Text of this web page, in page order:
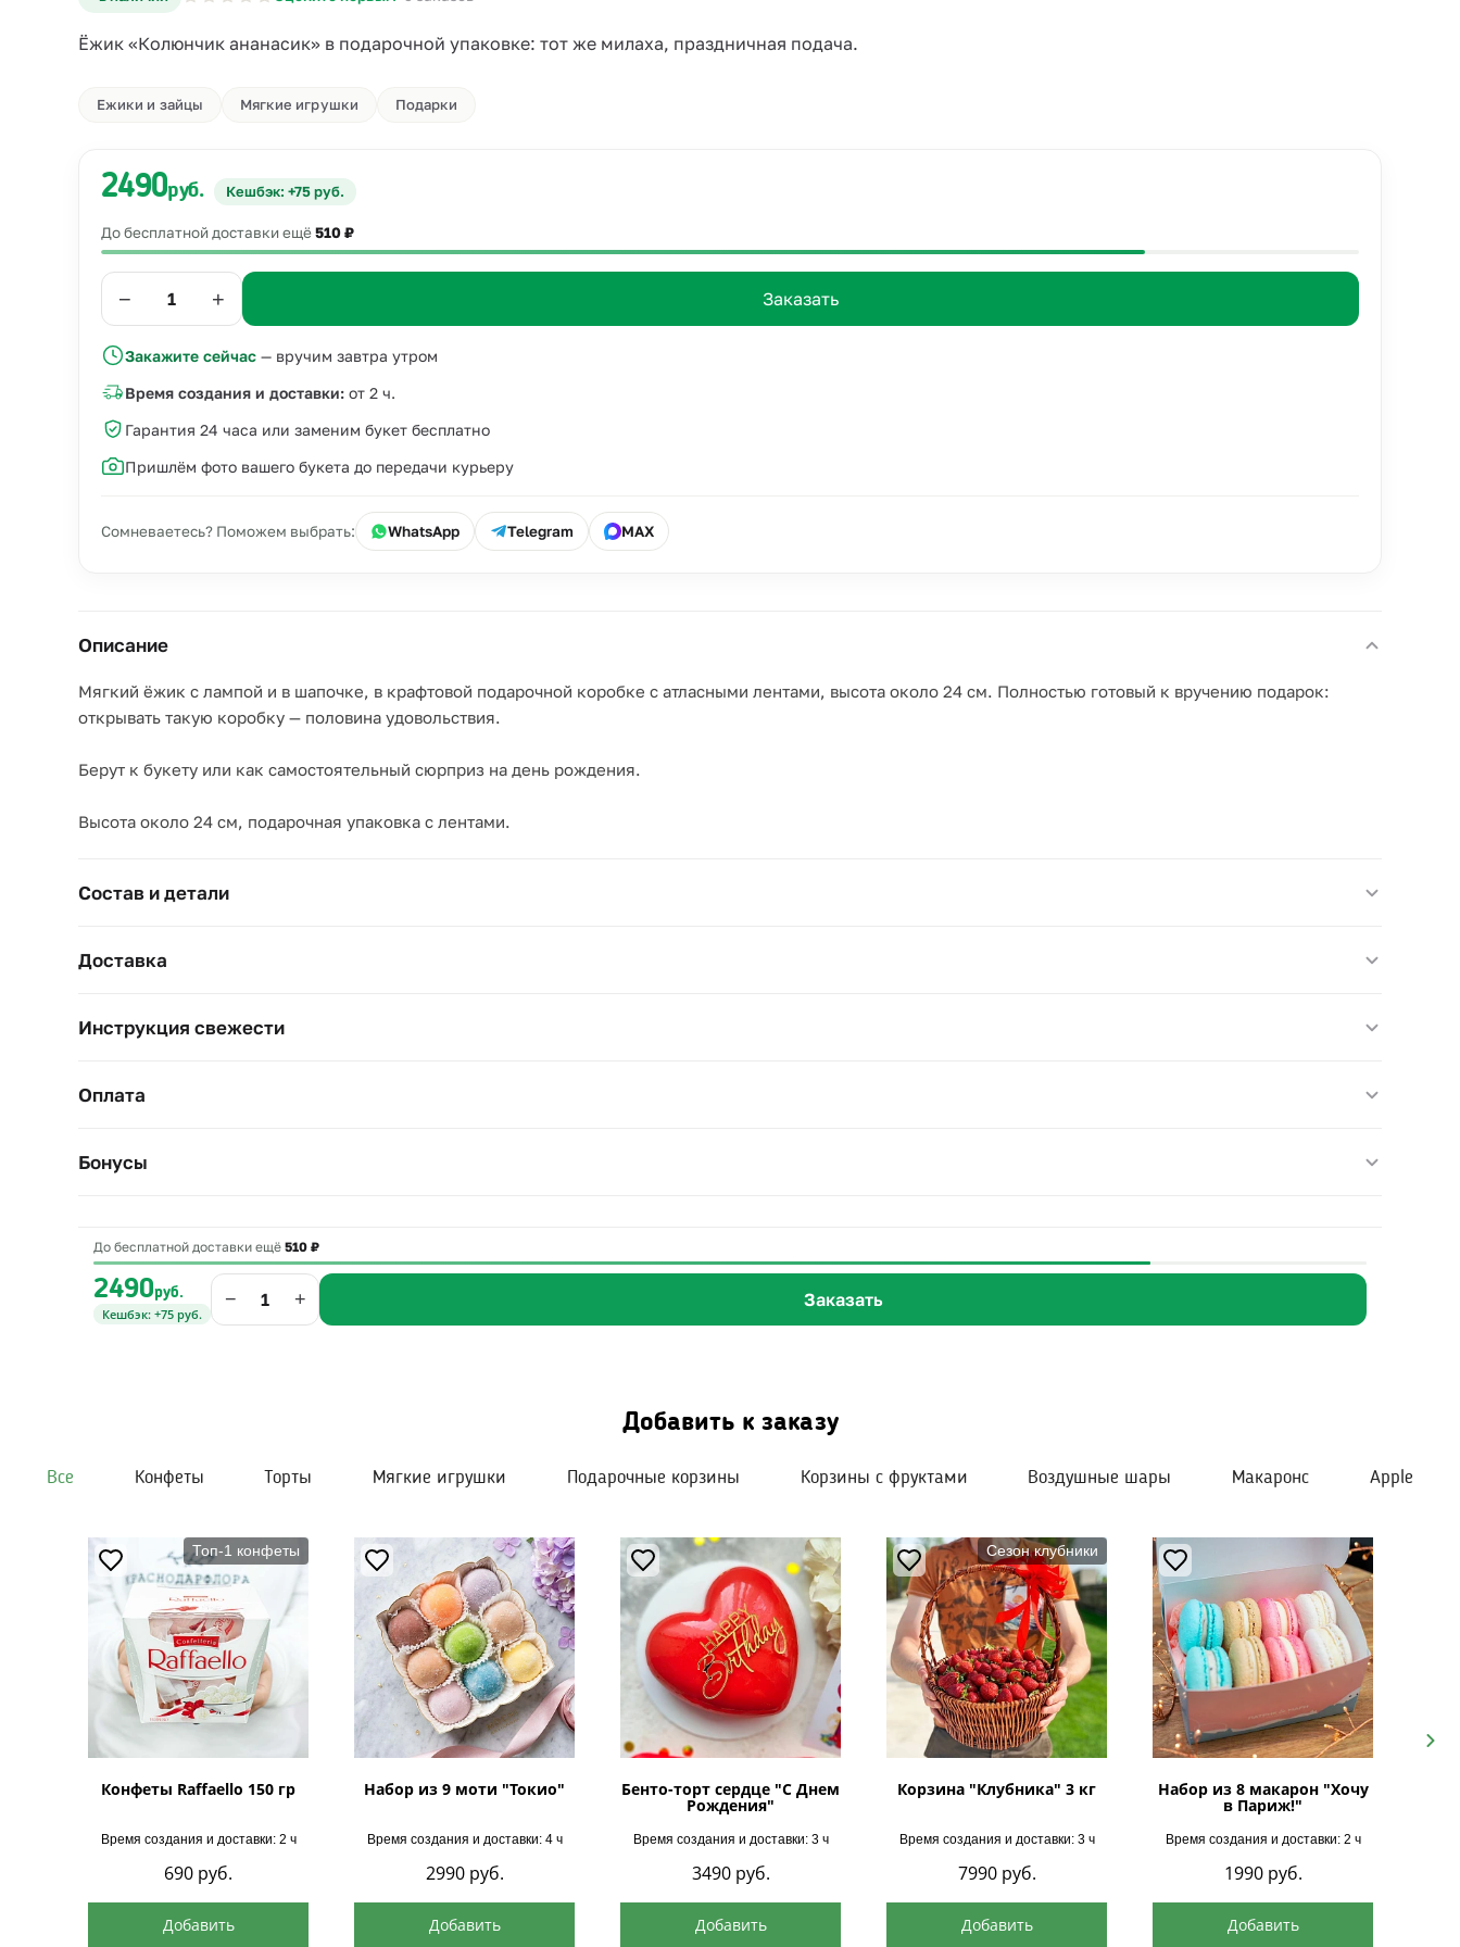
Ёжик «Колюнчик ананасик» в подарочной упаковке: тот же милаха, праздничная подача.
Ежики и зайцы Мягкие игрушки Подарки
2490руб. Кешбэк: +75 руб.
До бесплатной доставки ещё510 ₽
− + Заказать
Закажите сейчас — вручим завтра утром
Время создания и доставки: от 2 ч.
Гарантия 24 часа или заменим букет бесплатно
Пришлём фото вашего букета до передачи курьеру
Сомневаетесь? Поможем выбрать: WhatsApp Telegram MAX
Описание
Мягкий ёжик с лампой и в шапочке, в крафтовой подарочной коробке с атласными лентами, высота около 24 см. Полностью готовый к вручению подарок:
открывать такую коробку — половина удовольствия.
Берут к букету или как самостоятельный сюрприз на день рождения.
Высота около 24 см, подарочная упаковка с лентами.
Состав и детали
Доставка
Инструкция свежести
Оплата
Бонусы
До бесплатной доставки ещё 510 ₽
2490руб.
Кешбэк: +75 руб.
− + Заказать
Добавить к заказу
Все Конфеты Торты Мягкие игрушки Подарочные корзины Корзины с фруктами Воздушные шары Макаронс Apple
Топ-1 конфеты
Конфеты Raffaello 150 гр
Время создания и доставки: 2 ч
690 руб.
Добавить
Набор из 9 моти "Токио"
Время создания и доставки: 4 ч
2990 руб.
Добавить
Бенто-торт сердце "С Днем
Рождения"
Время создания и доставки: 3 ч
3490 руб.
Добавить
Сезон клубники
Корзина "Клубника" 3 кг
Время создания и доставки: 3 ч
7990 руб.
Добавить
Набор из 8 макарон "Хочу
в Париж!"
Время создания и доставки: 2 ч
1990 руб.
Добавить
Next